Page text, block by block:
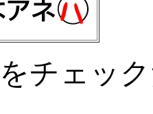
チェッ